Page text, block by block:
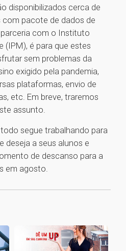
disponibilizados cerca de
com pacote de dados de
com o Instituto
(IPM), é para que estes
sem problemas da
exigido pela pandemia,
plataformas, envio de
etc. Em breve, traremos
assunto.
segue trabalhando para
deseja a seus alunos e
de descanso para a
em agosto.
1